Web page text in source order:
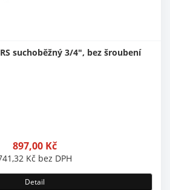
suchoběžný 3/4", bez šroubení
897,00 Kč
Kč bez DPH
Detail